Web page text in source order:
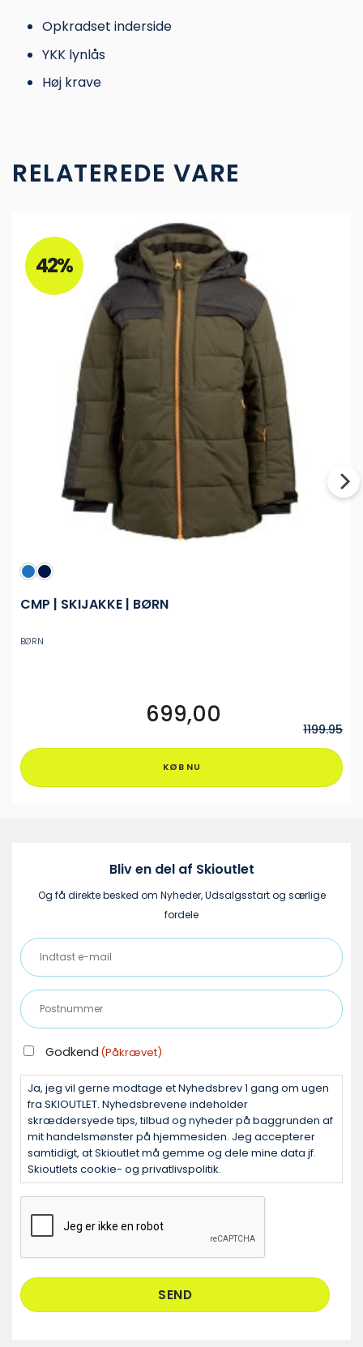
Opkradset inderside
YKK lynlås
Høj krave
RELATEREDE VARE
42%
BØRN
CMP | SKIJAKKE | BØRN
KØB NU
Dette
vare
har
flere
varesiden
1199.95
699,00
Bliv en del af Skioutlet
Og få direkte besked om Nyheder, Udsalgsstart og særlige
fordele
Indtast
e-
mail
(Påkrævet)
Postnummer
(Påkrævet)
GODKEND
(PÅKRÆVET)
Godkend (Påkrævet)
Ja, jeg vil gerne modtage et Nyhedsbrev 1 gang om ugen
fra SKIOUTLET. Nyhedsbrevene indeholder
skræddersyede tips, tilbud og nyheder på baggrunden af
mit handelsmønster på hjemmesiden. Jeg accepterer
samtidigt, at Skioutlet må gemme og dele mine data jf.
Skioutlets cookie- og privatlivspolitik.